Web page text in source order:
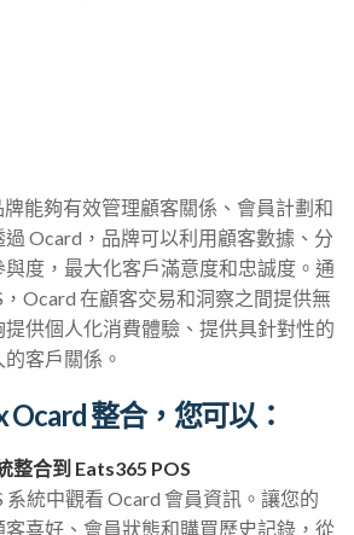
能夠有效管理顧客關係、會員計劃和
Ocard，品牌可以利用顧客數據、分
度，最大化客戶滿意度和忠誠度。通
，Ocard 在顧客交易和洞察之間提供無
供個人化消費體驗、提供具針對性的
客戶關係。
Ocard 整合，您可以：
整合到 Eats365 POS
系統中觀看 Ocard 會員資訊。讓您的
喜好、會員狀態和購買歷史記錄，從